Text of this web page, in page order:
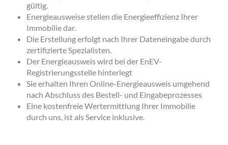
gültig.
Energieausweise stellen die Energieeffizienz Ihrer
Immobilie dar.
Die Erstellung erfolgt nach Ihrer Dateneingabe durch
zertifizierte Spezialisten.
Der Energieausweis wird bei der EnEV-
Registrierungsstelle hinterlegt
Sie erhalten Ihren Online-Energieausweis umgehend
nach Abschluss des Bestell- und Eingabeprozesses
Eine kostenfreie Wertermittlung Ihrer Immobilie
durch uns, ist als Service inklusive.